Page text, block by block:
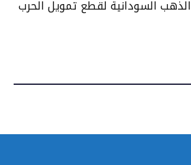
الذهب السودانية لقطع تمويل الحرب